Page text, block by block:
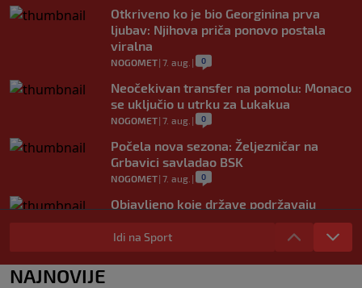
Otkriveno ko je bio Georginina prva
ljubav: Njihova priča ponovo postala
viralna
NOGOMET| 7. aug. | 0
Neočekivan transfer na pomolu: Monaco
se uključio u utrku za Lukakua
NOGOMET| 7. aug. | 0
Počela nova sezona: Željezničar na
Grbavici savladao BSK
NOGOMET| 7. aug. | 0
Objavljeno koje države podržavaju
Infantina, a koje traže promjene: HNS
odavno zauzeo stranu
Idi na Sport
NAJNOVIJE